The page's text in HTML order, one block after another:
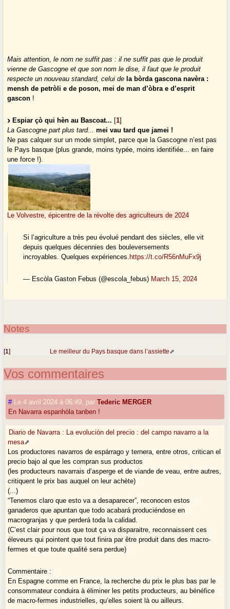
Mais attention, le nom ne suffit pas : il ne suffit pas que le produit
vienne de Gascogne et que son nom le dise, il faut que le produit
respecte un nouveau standard, celui de la bòrda gascona navèra :
mensh de petròli e de poson, mei de man d’òbra e d’esprit
gascon !
Espiar çò qui hèn au Bascoat... [1]
La Gascogne part plus tard...mei vau tard que jamei !
Ne pas calquer sur un mode simplet, parce que la Gascogne n’est pas
le Pays basque (plus grande, moins typée, moins identifiée... en faire
une force !).
Le Volvestre, épicentre de la révolte des agriculteurs de 2024
Si l’agriculture a très peu évolué pendant des siècles, elle vit
depuis quelques décennies des bouleversements
incroyables. Quelques expériences. https://t.co/R56nMuFx9j
— Escòla Gaston Febus (@escola_febus) March 15, 2024
Notes
[1] Le meilleur du Pays basque dans l’assiette
Vos commentaires
# Le 4 avril 2024 à 06:49 parTederic MERGER
En Navarra espanhòla tanben !
Diario de Navarra : La evolución del precio : del campo navarro a la
mesa
Los productores navarros de espárrago y ternera, entre otros, critican el
precio bajo al que les compran sus productos
(les producteurs navarrais d’asperge et de viande de veau, entre autres,
critiquent le prix bas auquel on leur achète)
(...)
“Tenemos claro que esto va a desaparecer”, reconocen estos
ganaderos que apuntan que todo acabará produciéndose en
macrogranjas y que perderá toda la calidad.
(C’est clair pour nous que tout ça va disparaitre, reconnaissent ces
éleveurs qui pointent que tout finira par être produit dans des macro-
fermes et que toute qualité sera perdue)
Commentaire :
En Espagne comme en France, la recherche du prix le plus bas par le
consommateur conduira à éliminer les petits producteurs, au bénéfice
de macro-fermes industrielles, qu’elles soient là ou ailleurs.